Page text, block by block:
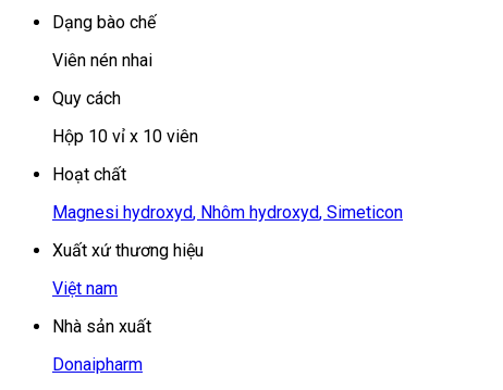
Dạng bào chế
Viên nén nhai
Quy cách
Hộp 10 vỉ x 10 viên
Hoạt chất
Magnesi hydroxyd, Nhôm hydroxyd, Simeticon
Xuất xứ thương hiệu
Việt nam
Nhà sản xuất
Donaipharm